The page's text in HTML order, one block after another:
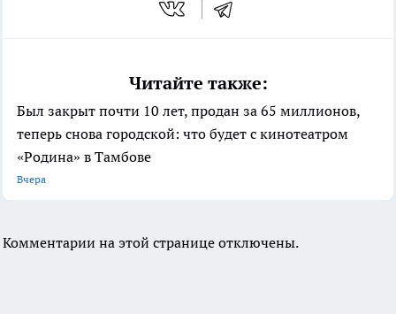
Читайте также:
Был закрыт почти 10 лет, продан за 65 миллионов,
теперь снова городской: что будет с кинотеатром
«Родина» в Тамбове
Вчера
Комментарии на этой странице отключены.